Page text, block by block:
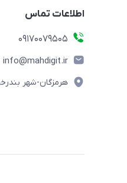
اطلاعات تماس
09170079505
info@mahdigit.ir
هرمزگان-شهر